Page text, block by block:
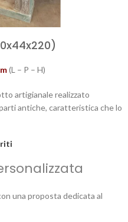
(L – P – H)
artigianale realizzato
antiche, caratteristica che lo
una proposta dedicata al